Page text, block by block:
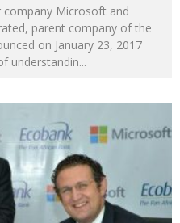
company Microsoft and
parent company of the
on January 23, 2017
understandin...